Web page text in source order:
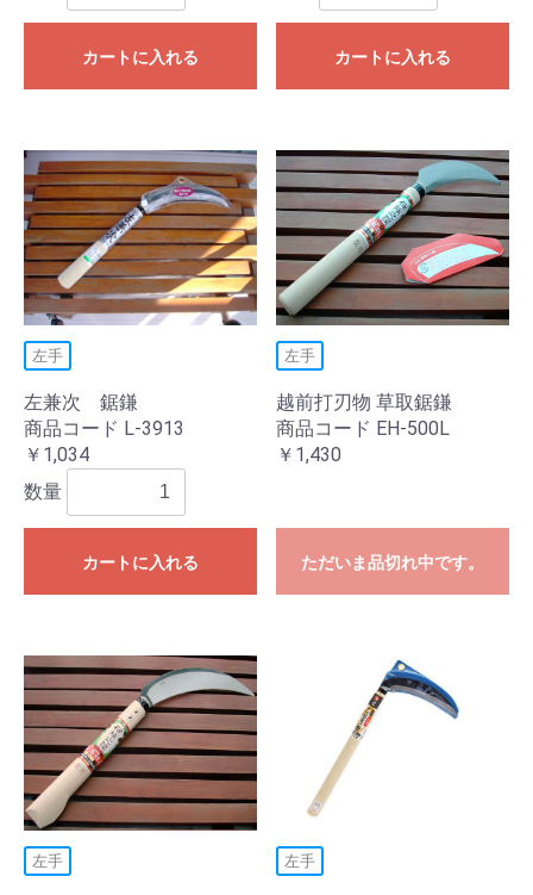
カートに入れる カートに入れる
左手
左兼次 鋸鎌
商品コード L-3913
￥1,034
数量
カートに入れる
左手
越前打刃物 草取鋸鎌
商品コード EH-500L
￥1,430
ただいま品切れ中です。
左手 左手